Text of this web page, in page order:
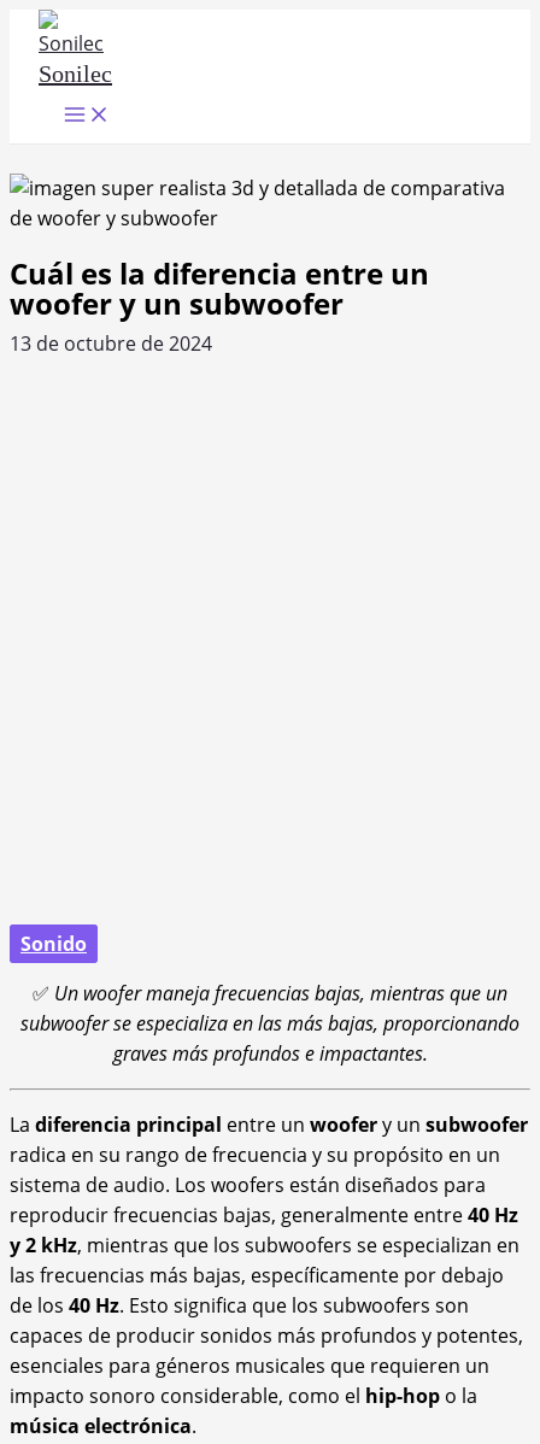
contenido
Sonilec
Main
Menu
Cuál es la diferencia entre un
woofer y un subwoofer
13 de octubre de 2024
Sonido
✅ Un woofer maneja frecuencias bajas, mientras que un
subwoofer se especializa en las más bajas, proporcionando
graves más profundos e impactantes.
La diferencia principal entre un woofery un subwoofer
radica en su rango de frecuencia y su propósito en un
sistema de audio. Los woofers están diseñados para
reproducir frecuencias bajas, generalmente entre40 Hz
y 2 kHz, mientras que los subwoofers se especializan en
las frecuencias más bajas, específicamente por debajo
de los 40 Hz. Esto significa que los subwoofers son
capaces de producir sonidos más profundos y potentes,
esenciales para géneros musicales que requieren un
impacto sonoro considerable, como el hip-hop o la
música electrónica.